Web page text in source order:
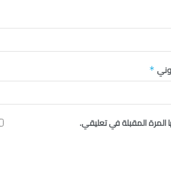
*
المقبلة في تعليقي.